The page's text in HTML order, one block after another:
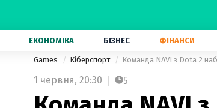
ЕКОНОМІКА БІЗНЕС ФІНАНСИ
Games Кіберспорт Команда NAVI з Dota 2
1 червня, 20:30 5